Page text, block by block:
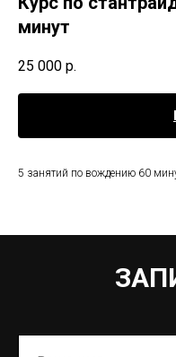
минут
25 000 р.
5 занятий по вождению 60